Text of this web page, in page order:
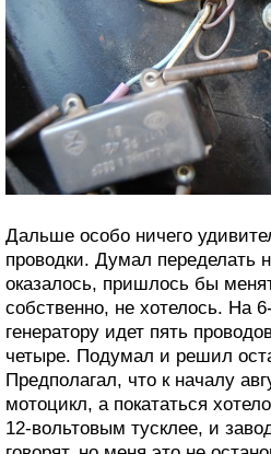
Дальше особо ничего
проводки. Думал переделать
оказалось, пришлось бы
собственно, не хотелось. На
генератору идет пять
четыре. Подумал и решил
Предполагал, что к началу
мотоцикл, а покататься
12-вольтовым тусклее, и